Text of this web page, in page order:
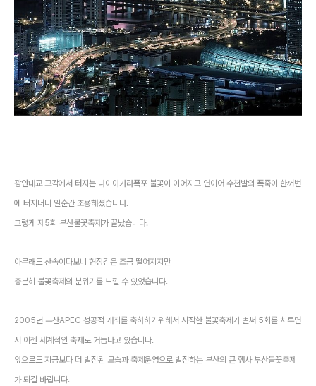
광안대교 교각에서 터지는 나이아가라폭포 불꽃이 이어지고 연이어 수천발의 폭죽이 한꺼번
에 터지더니 일순간 조용해졌습니다.
그렇게 제5회 부산불꽃축제가 끝났습니다.
아무래도 산속이다보니 현장감은 조금 떨어지지만
충분히 불꽃축제의 분위기를 느낄 수 있었습니다.
2005년 부산APEC 성공적 개최를 축하하기위해서 시작한 불꽃축제가 벌써 5회를 치루면
서 이젠 세계적인 축제로 거듭나고 있습니다.
앞으로도 지금보다 더 발전된 모습과 축제운영으로 발전하는 부산의 큰 행사 부산불꽃축제
가 되길 바랍니다.